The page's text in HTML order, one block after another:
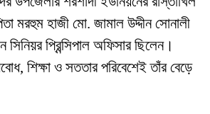
মরহুম হাজী মো. জামাল উদ্দীন সোনালী
প্রিন্সিপাল অফিসার ছিলেন।
শিক্ষা ও সততার পরিবেশেই তাঁর বেড়ে